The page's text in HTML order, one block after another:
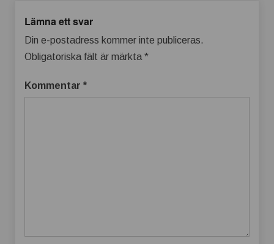
Lämna ett svar
Din e-postadress kommer inte publiceras.
Obligatoriska fält är märkta *
Kommentar *